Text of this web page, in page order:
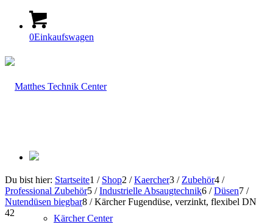
0Einkaufswagen
Kärcher Center
Du bist hier: Startseite1 / Shop2 / Kaercher3 / Zubehör4 /
Professional Zubehör5 / Industrielle Absaugtechnik6 / Düsen7 /
Nutendüsen biegbar8 / Kärcher Fugendüse, verzinkt, flexibel DN
42